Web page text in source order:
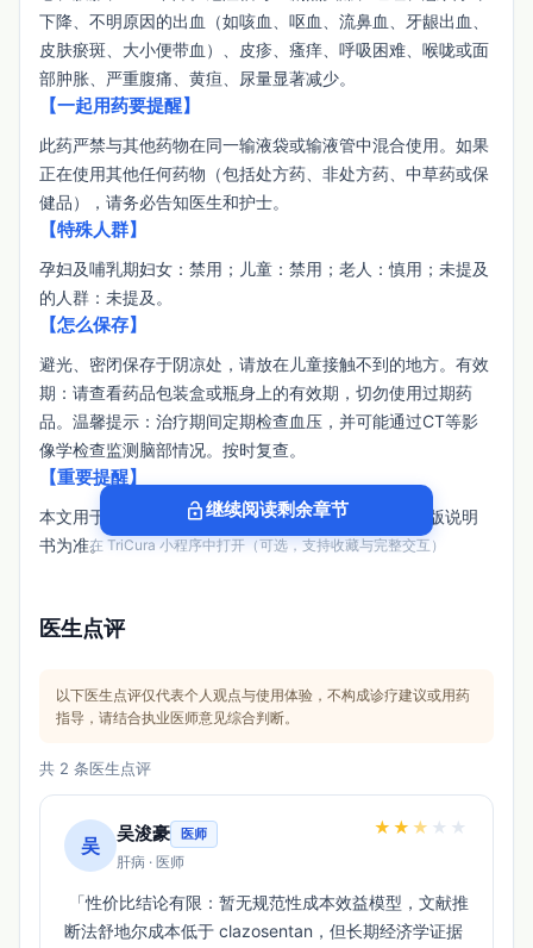
下降、不明原因的出血（如咳血、呕血、流鼻血、牙龈出血、
皮肤瘀斑、大小便带血）、皮疹、瘙痒、呼吸困难、喉咙或面
部肿胀、严重腹痛、黄疸、尿量显著减少。
【一起用药要提醒】
此药严禁与其他药物在同一输液袋或输液管中混合使用。如果
正在使用其他任何药物（包括处方药、非处方药、中草药或保
健品），请务必告知医生和护士。
【特殊人群】
孕妇及哺乳期妇女：禁用；儿童：禁用；老人：慎用；未提及
的人群：未提及。
【怎么保存】
避光、密闭保存于阴凉处，请放在儿童接触不到的地方。有效
期：请查看药品包装盒或瓶身上的有效期，切勿使用过期药
品。温馨提示：治疗期间定期检查血压，并可能通过CT等影
像学检查监测脑部情况。按时复查。
【重要提醒】
本文用于患者检索参考，具体用药以医生/药师和最新版说明
书为准。
lock_open继续阅读剩余章节
在 TriCura 小程序中打开（可选，支持收藏与完整交互）
医生点评
以下医生点评仅代表个人观点与使用体验，不构成诊疗建议或用药
指导，请结合执业医师意见综合判断。
共 2 条医生点评
吴 吴浚豪 医师
肝病 · 医师
★ ★ ★ ★ ★
断法舒地尔成本低于 clazosentan，但长期经济学证据